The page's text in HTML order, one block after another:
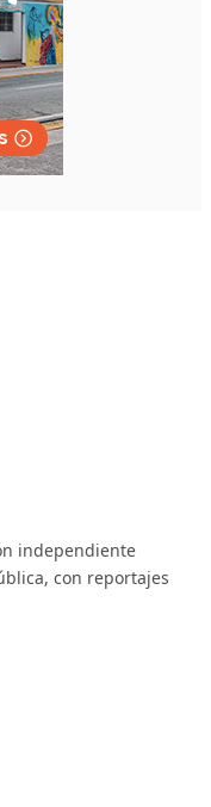
independiente
con reportajes